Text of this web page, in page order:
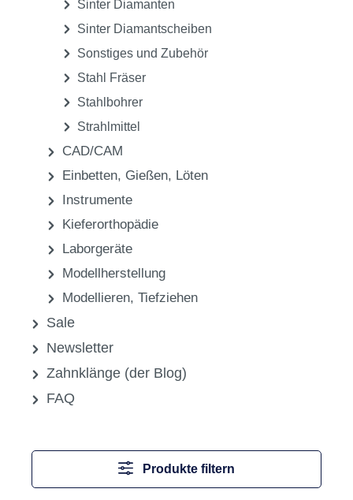
Sinter Diamanten
Sinter Diamantscheiben
Sonstiges und Zubehör
Stahl Fräser
Stahlbohrer
Strahlmittel
CAD/CAM
Einbetten, Gießen, Löten
Instrumente
Kieferorthopädie
Laborgeräte
Modellherstellung
Modellieren, Tiefziehen
Sale
Newsletter
Zahnklänge (der Blog)
FAQ
Produkte filtern